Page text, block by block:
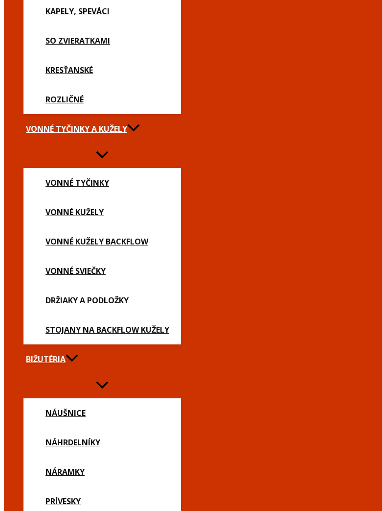
KAPELY, SPEVÁCI
SO ZVIERATKAMI
KRESŤANSKÉ
ROZLIČNÉ
VONNÉ TYČINKY A KUŽELY
VONNÉ TYČINKY
VONNÉ KUŽELY
VONNÉ KUŽELY BACKFLOW
VONNÉ SVIEČKY
DRŽIAKY A PODLOŽKY
STOJANY NA BACKFLOW KUŽELY
BIŽUTÉRIA
NÁUŠNICE
NÁHRDELNÍKY
NÁRAMKY
PRÍVESKY